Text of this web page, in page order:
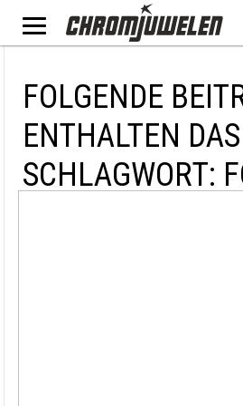
FOLGENDE
ENTHALTEN DAS
SCHLAGWORT: